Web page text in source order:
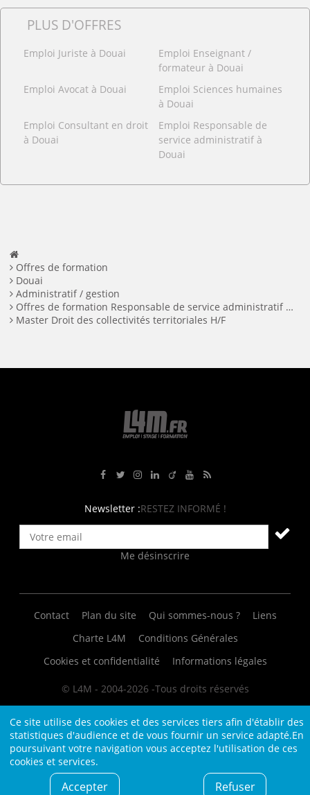
Ce site utilise des cookies et des services tiers afin d'établir des
statistiques d'audience et de vous fournir un service adapté.En
poursuivant votre navigation vous acceptez l'utilisation de ces
cookies et services.
Accepter Refuser
PLUS D'OFFRES
Emploi Juriste à Douai
Emploi Enseignant /
formateur à Douai
Emploi Avocat à Douai
Emploi Sciences humaines
à Douai
Emploi Consultant en droit
à Douai
Emploi Responsable de
service administratif à
Douai
Offres de formation
Douai
Administratif / gestion
Offres de formation Responsable de service administratif à Douai
Master Droit des collectivités territoriales H/F
Newsletter :RESTEZ INFORMÉ !
Me désinscrire
Contact Plan du site Qui sommes-nous ?
Liens
Charte L4M
Conditions Générales
Cookies et confidentialité
Informations légales
© L4M - 2004-2026 -Tous droits réservés